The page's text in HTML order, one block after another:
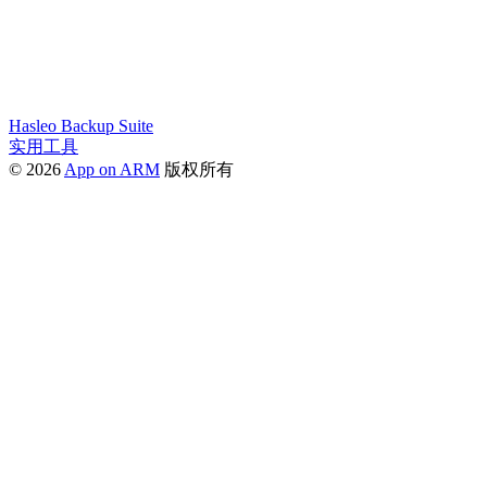
Hasleo Backup Suite
实用工具
© 2026 App on ARM 版权所有